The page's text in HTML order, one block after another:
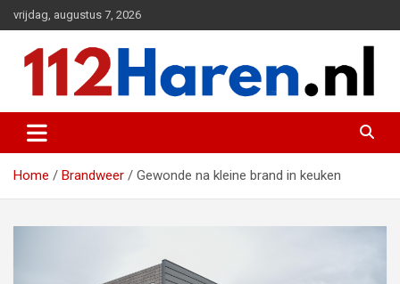
naar
inhoud
vrijdag, augustus 7, 2026
112 Haren.nl
Home Brandweer Gewonde na kleine brand in keuken